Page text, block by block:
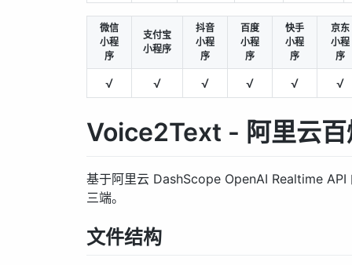
微信
小程
序
支付宝
小程序
抖音
小程
序
百度
小程
序
快手
小程
序
京东
小程
序
√ √ √ √ √ √
Voice2Text - 阿里云
基于阿里云 DashScope OpenAI Realtime
三端。
文件结构